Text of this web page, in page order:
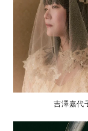
吉澤嘉代